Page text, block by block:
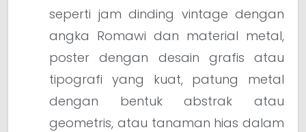
seperti jam dinding vintage dengan
angka Romawi dan material metal,
poster dengan desain grafis atau
tipografi yang kuat, patung metal
dengan bentuk abstrak atau
geometris, atau tanaman hias dalam